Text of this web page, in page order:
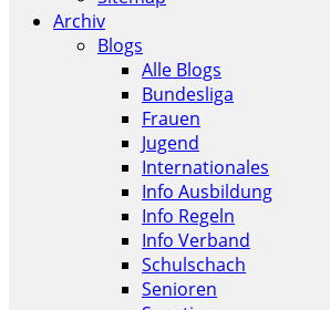
Archiv
Blogs
Alle Blogs
Bundesliga
Frauen
Jugend
Internationales
Info Ausbildung
Info Regeln
Info Verband
Schulschach
Senioren